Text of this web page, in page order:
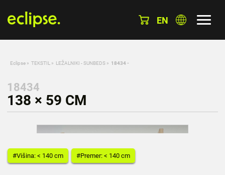
EN
Eclipse » TEKSTIL » LEŽALNIKI - SUNBEDS » 18434 -
18434
138 × 59 CM
#Višina: < 140 cm #Premer: < 140 cm